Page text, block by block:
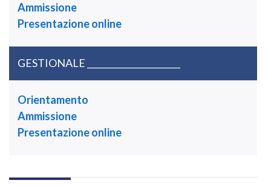
Ammissione
Presentazione online
GESTIONALE ______________________
Orientamento
Ammissione
Presentazione online